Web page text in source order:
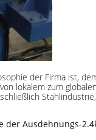
der Firma ist,
lokalem zum
der Ausdehnungs-